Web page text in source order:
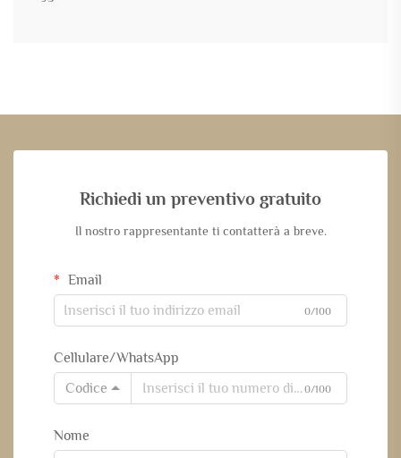
Richiedi un preventivo gratuito
Il nostro rappresentante ti contatterà a breve.
Email
0/100
Cellulare/WhatsApp
Codice
0/100
Nome